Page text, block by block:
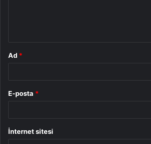
Ad *
E-posta *
İnternet sitesi